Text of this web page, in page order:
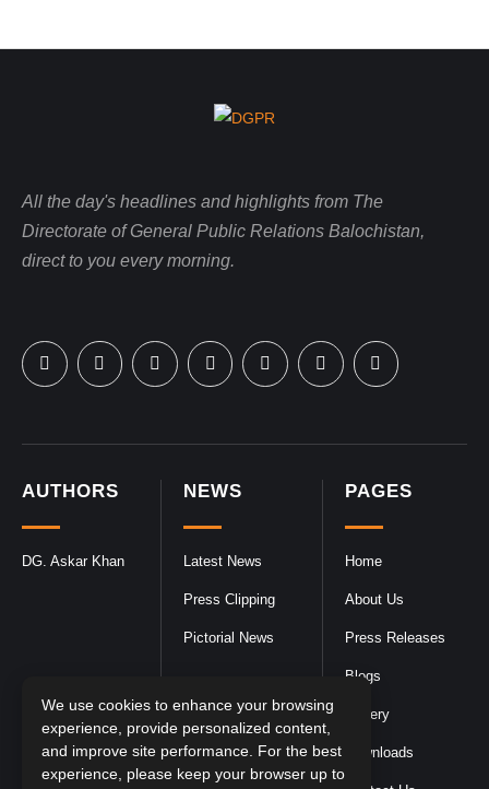
PAGES
Home
About Us
Press Releases
Blogs
Gallery
Downloads
NEWS
Latest News
Press Clipping
Pictorial News
AUTHORS
DG. Askar Khan
All the day's headlines and highlights from The
Directorate of General Public Relations Balochistan,
direct to you every morning.
We use cookies to enhance your browsing
experience, provide personalized content,
and improve site performance. For the best
experience, please keep your browser up to